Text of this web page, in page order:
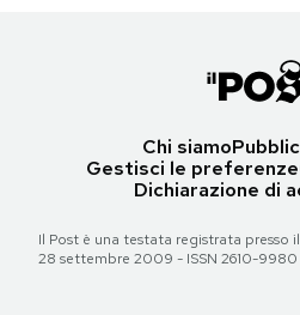
Chi siamo
Gestisci le preferenze
Dichiarazione di
Il Post è una testata registrata presso
28 settembre 2009 - ISSN 2610-9980